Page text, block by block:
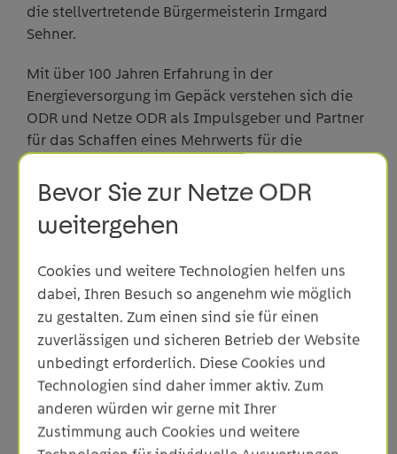
die stellvertretende Bürgermeisterin Irmgard
Sehner.
Mit über 100 Jahren Erfahrung in der
Energieversorgung im Gepäck verstehen sich die
ODR und Netze ODR als Impulsgeber und Partner
für das Schaffen eines Mehrwerts für die
Eitzenhöfer. Die beiden Gesellschaften kümmern
sich unter anderem um die gemeinsame
Gestaltung einer sicheren, effizienten und
Mögglingen mit Strom und Gas. Eines ihrer größten
Anliegen ist es, gemeinsam mit den Kommunen
eine nachhaltige Energiezukunft zu gestalten.
Die vertrauensvolle Zusammenarbeit in den
vergangenen 100 Jahren und die daraus
entstandene großartige Partnerschaft sind
einzigartig. Mit dem Neuabschluss der Verträge
haben wir die Basis geschaffen, um die
Bevor Sie zur Netze ODR
weitergehen
Cookies und weitere Technologien helfen uns
dabei, Ihren Besuch so angenehm wie möglich
zu gestalten. Zum einen sind sie für einen
zuverlässigen und sicheren Betrieb der Website
unbedingt erforderlich. Diese Cookies und
Technologien sind daher immer aktiv. Zum
anderen würden wir gerne mit Ihrer
Zustimmung auch Cookies und weitere